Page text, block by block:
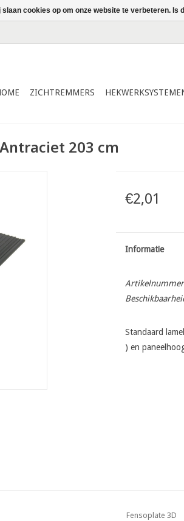
ZICHTREMMERS
203 cm
€2,01
Informatie
Standaard
) en
Fensoplate 3D
slaan cookies op om onze website te verbeteren. Is